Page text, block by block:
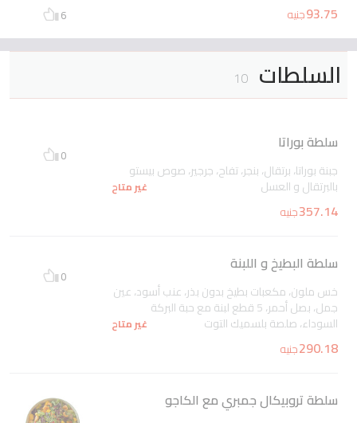
93.75جنيه 6
السلطات 10
سلطة بوراتا
جبنة بوراتا، برتقال، بنجر، تفاح، جرجير، صوص بيستو
بالبرتقال و العسل غير متاح
357.14جنيه
0
سلطة البطيخ و اللبنة
خس ملون، مكعبات بطيخ بدون بذر، عنب أسود، عين
جمل، بصل أحمر، 5 قطع لبنة مع حبة البركة
السوداء، صلصة بلسميك التوت غير متاح
290.18جنيه
0
سلطة تروبيكال جمبري مع الكاجو